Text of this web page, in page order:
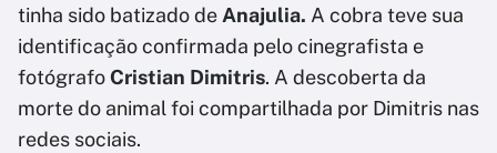
tinha sido batizado deAnajulia. A cobra teve sua
identificação confirmada pelo cinegrafista e
fotógrafoCristian Dimitris. A descoberta da
morte do animal foi compartilhada por Dimitris nas
redes sociais.